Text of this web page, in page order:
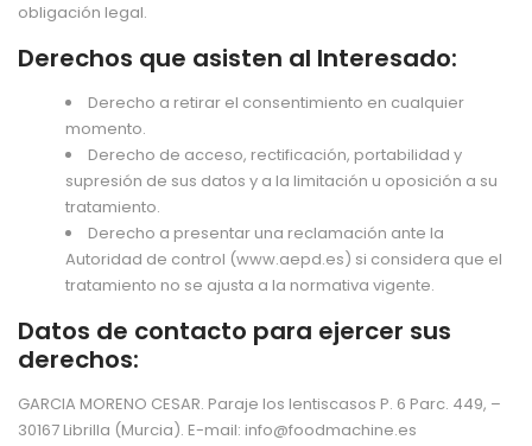
obligación legal.
Derechos que asisten al Interesado:
Derecho a retirar el consentimiento en cualquier
momento.
Derecho de acceso, rectificación, portabilidad y
supresión de sus datos y a la limitación u oposición a su
tratamiento.
Derecho a presentar una reclamación ante la
Autoridad de control (www.aepd.es) si considera que el
tratamiento no se ajusta a la normativa vigente.
Datos de contacto para ejercer sus
derechos:
GARCIA MORENO CESAR. Paraje los lentiscasos P. 6 Parc. 449, –
30167 Librilla (Murcia). E-mail: info@foodmachine.es